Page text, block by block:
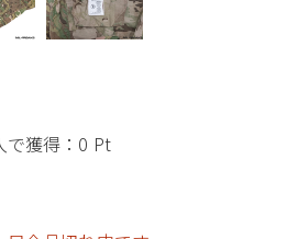
獲得： 0 Pt